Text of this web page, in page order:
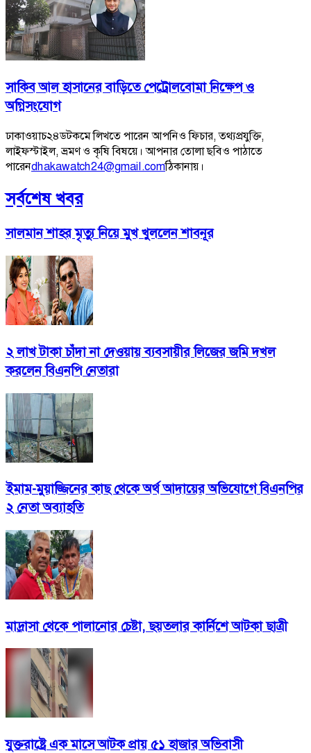
সাকিব আল হাসানের বাড়িতে পেট্রোলবোমা নিক্ষেপ ও
অগ্নিসংযোগ
ঢাকাওয়াচ২৪ডটকমে লিখতে পারেন আপনিও ফিচার, তথ্যপ্রযুক্তি,
লাইফস্টাইল, ভ্রমণ ও কৃষি বিষয়ে। আপনার তোলা ছবিও পাঠাতে
পারেনdhakawatch24@gmail.comঠিকানায়।
সর্বশেষ খবর
সালমান শাহর মৃত্যু নিয়ে মুখ খুললেন শাবনূর
২ লাখ টাকা চাঁদা না দেওয়ায় ব্যবসায়ীর লিজের জমি দখল
করলেন বিএনপি নেতারা
ইমাম-মুয়াজ্জিনের কাছ থেকে অর্থ আদায়ের অভিযোগে বিএনপির
২ নেতা অব্যাহতি
মাদ্রাসা থেকে পালানোর চেষ্টা, ছয়তলার কার্নিশে আটকা ছাত্রী
যুক্তরাষ্ট্রে এক মাসে আটক প্রায় ৫১ হাজার অভিবাসী